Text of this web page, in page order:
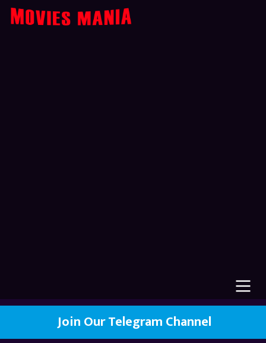
Join Our Telegram Channel